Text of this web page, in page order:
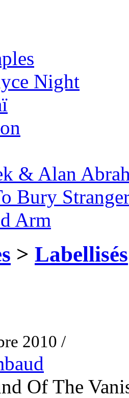
Night
& Alan
Bury
Arm
> Labellisés
2010 /
Of The